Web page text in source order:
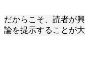
だからこそ、読者が
論を提示することが大